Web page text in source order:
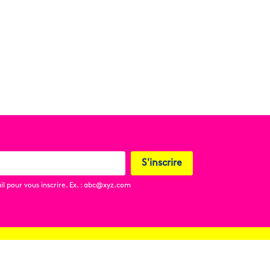
pour vous inscrire. Ex. : abc@xyz.com
S'inscrire